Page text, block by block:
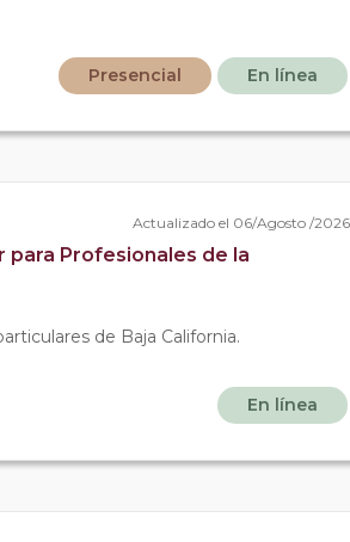
Presencial En línea
Actualizado el 06/Agosto /2026
para Profesionales de la
de Baja California.
En línea